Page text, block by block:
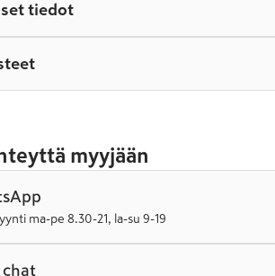
tiedot
myyjään
ma-pe 8.30-21, la-su 9-19
chat